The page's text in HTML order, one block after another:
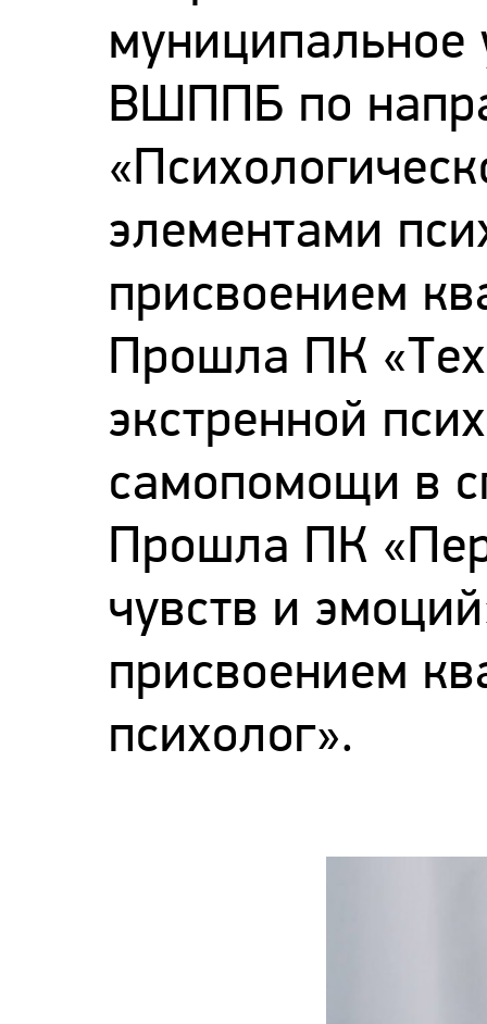
муниципальное
ВШППБ по
элементами
присвоением
Прошла ПК
экстренной
самопомощи в
Прошла ПК
чувств и
присвоением
психолог».